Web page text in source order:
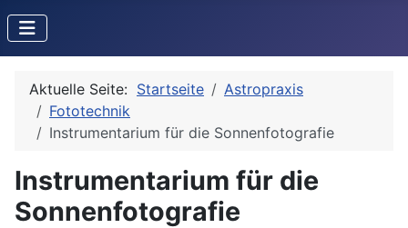
Aktuelle Seite: Startseite
Astropraxis
Fototechnik
Instrumentarium für die Sonnenfotografie
Instrumentarium für die
Sonnenfotografie